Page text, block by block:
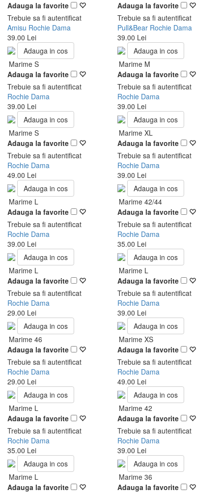
Adauga la favorite
Trebuie sa fi autentificat
Amisu Rochie Dama
39.00 Lei
Adauga la favorite
Trebuie sa fi autentificat
Pull&Bear Rochie Dama
39.00 Lei
Adauga in cos
Marime S
Adauga la favorite
Trebuie sa fi autentificat
Rochie Dama
39.00 Lei
Adauga in cos
Marime M
Adauga la favorite
Trebuie sa fi autentificat
Rochie Dama
39.00 Lei
Adauga in cos
Marime S
Adauga la favorite
Trebuie sa fi autentificat
Rochie Dama
49.00 Lei
Adauga in cos
Marime XL
Adauga la favorite
Trebuie sa fi autentificat
Rochie Dama
39.00 Lei
Adauga in cos
Marime L
Adauga la favorite
Trebuie sa fi autentificat
Rochie Dama
39.00 Lei
Adauga in cos
Marime 42/44
Adauga la favorite
Trebuie sa fi autentificat
Rochie Dama
35.00 Lei
Adauga in cos
Marime L
Adauga la favorite
Trebuie sa fi autentificat
Rochie Dama
29.00 Lei
Adauga in cos
Marime L
Adauga la favorite
Trebuie sa fi autentificat
Rochie Dama
39.00 Lei
Adauga in cos
Marime 46
Adauga la favorite
Trebuie sa fi autentificat
Rochie Dama
29.00 Lei
Adauga in cos
Marime XS
Adauga la favorite
Trebuie sa fi autentificat
Rochie Dama
49.00 Lei
Adauga in cos
Marime L
Adauga la favorite
Trebuie sa fi autentificat
Rochie Dama
35.00 Lei
Adauga in cos
Marime 42
Adauga la favorite
Trebuie sa fi autentificat
Rochie Dama
39.00 Lei
Adauga in cos
Marime L
Adauga la favorite
Adauga in cos
Marime 36
Adauga la favorite